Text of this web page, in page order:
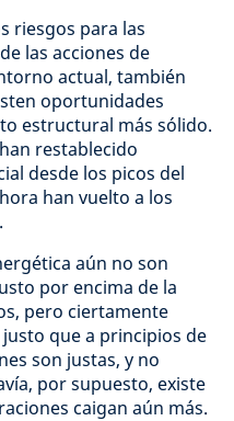
riesgos para las
las acciones de
actual, también
oportunidades
estructural más sólido.
restablecido
desde los picos del
han vuelto a los
aún no son
por encima de la
pero ciertamente
que a principios de
son justas, y no
por supuesto, existe
caigan aún más.